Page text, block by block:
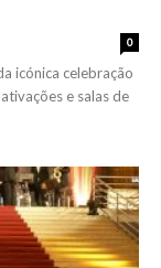
0
icónica celebração
e salas de